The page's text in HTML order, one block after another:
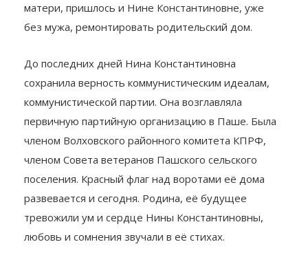
матери, пришлось и Нине Константиновне, уже
без мужа, ремонтировать родительский дом.
До последних дней Нина Константиновна
сохранила верность коммунистическим идеалам,
коммунистической партии. Она возглавляла
первичную партийную организацию в Паше. Была
членом Волховского районного комитета КПРФ,
членом Совета ветеранов Пашского сельского
поселения. Красный флаг над воротами её дома
развевается и сегодня. Родина, её будущее
тревожили ум и сердце Нины Константиновны,
любовь и сомнения звучали в её стихах.